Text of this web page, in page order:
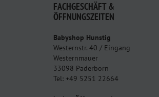
FACHGESCHÄFT &
ÖFFNUNGSZEITEN
Babyshop Hunstig
Westernstr. 40 / Eingang
Westernmauer
33098 Paderborn
Tel: +49 5251 22664